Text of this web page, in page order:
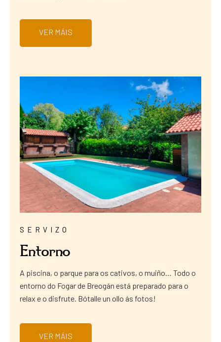
VER MÁIS
SERVIZO
Entorno
A piscina, o parque para os cativos, o muiño… Todo o
entorno do Fogar de Breogán está preparado para o
relax e o disfrute. Bótalle un ollo ás fotos!
VER MÁIS